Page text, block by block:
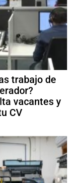
trabajo de
vacantes y
CV